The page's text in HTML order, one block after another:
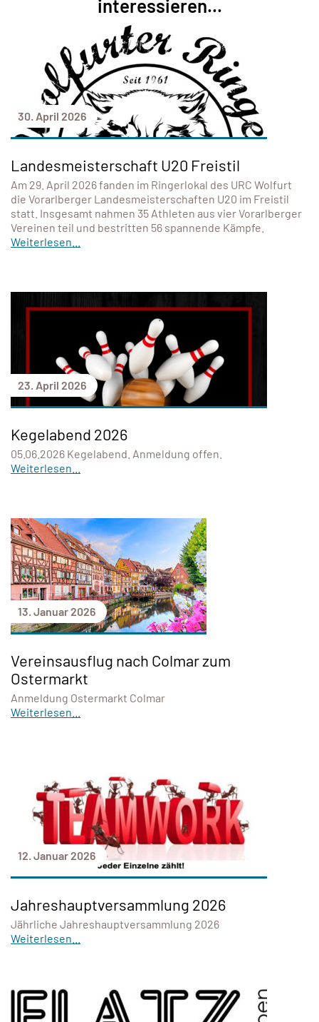
interessieren...
30. April 2026
Landesmeisterschaft U20 Freistil
Am 29. April 2026 fanden im Ringerlokal des URC Wolfurt
die Vorarlberger Landesmeisterschaften U20 im Freistil
statt. Insgesamt nahmen 35 Athleten aus vier Vorarlberger
Vereinen teil und bestritten 56 spannende Kämpfe.
Weiterlesen...
23. April 2026
Kegelabend 2026
05.06.2026 Kegelabend. Anmeldung offen.
Weiterlesen...
13. Januar 2026
Vereinsausflug nach Colmar zum
Ostermarkt
Anmeldung Ostermarkt Colmar
Weiterlesen...
12. Januar 2026
Jahreshauptversammlung 2026
Jährliche Jahreshauptversammlung 2026
Weiterlesen...